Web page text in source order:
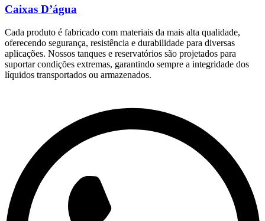
Caixas D’água
Cada produto é fabricado com materiais da mais alta qualidade,
oferecendo segurança, resistência e durabilidade para diversas
aplicações. Nossos tanques e reservatórios são projetados para
suportar condições extremas, garantindo sempre a integridade dos
líquidos transportados ou armazenados.